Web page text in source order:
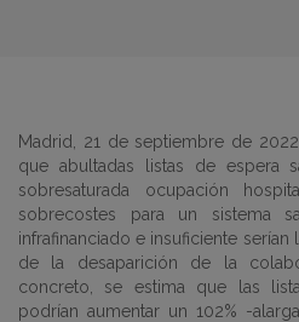
Madrid, 21 de septiembre de
que abultadas listas de espera
sobresaturada ocupación
sobrecostes para un sistema
infrafinanciado e insuficiente
de la desaparición de la
concreto, se estima que las
podrían aumentar un 102% -